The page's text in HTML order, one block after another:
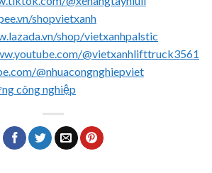
shopvietxanh
shop/vietxanhpalstic
@vietxanhlifttruck3561
@nhuacongnghiepviet
công nghiệp